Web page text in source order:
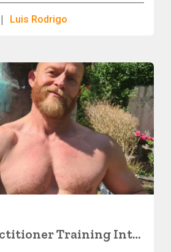
| Luis Rodrigo
Massage Practitioner Training Interviews: Mario